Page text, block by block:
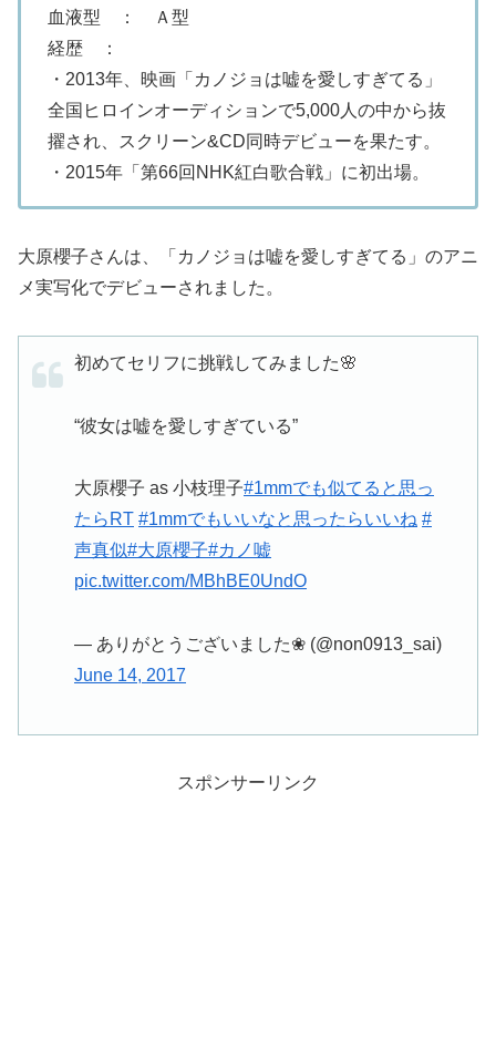
血液型 ： Ａ型
経歴 ：
・2013年、映画「カノジョは嘘を愛しすぎてる」
全国ヒロインオーディションで5,000人の中から抜
擢され、スクリーン&CD同時デビューを果たす。
・2015年「第66回NHK紅白歌合戦」に初出場。
大原櫻子さんは、「カノジョは嘘を愛しすぎてる」のアニ
メ実写化でデビューされました。
初めてセリフに挑戦してみました🌸
“彼女は嘘を愛しすぎている”
大原櫻子 as 小枝理子#1mmでも似てると思っ
たらRT #1mmでもいいなと思ったらいいね #
声真似#大原櫻子#カノ嘘
pic.twitter.com/MBhBE0UndO
— ありがとうございました❀ (@non0913_sai)
June 14, 2017
スポンサーリンク